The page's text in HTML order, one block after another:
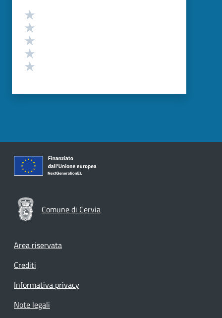
Valutazione
Comune di Cervia
Footer menu
Area riservata
Crediti
Informativa privacy
Note legali